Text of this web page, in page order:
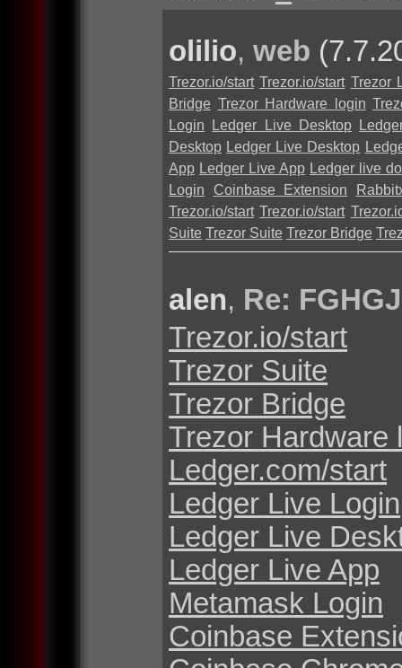
olilio, web
Trezor.io/start Trezor.io/start Trezor
Bridge Trezor Hardware login
Login
Ledger Live Desktop
Desktop Ledger Live Desktop
App Ledger Live App Ledger live
Login
Coinbase Extension
Trezor.io/start Trezor.io/start
Suite Trezor Suite Trezor Bridge
alen, Re: FGHGJ
Trezor.io/start
Trezor Suite
Trezor Bridge
Trezor Hardware
Ledger.com/start
Ledger Live Login
Ledger Live
Ledger Live App
Metamask Login
Coinbase